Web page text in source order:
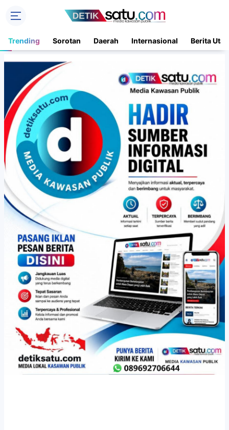
Trending Sorotan Daerah Internasional Berita